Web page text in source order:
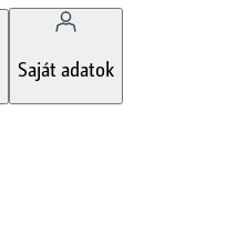
Saját adatok